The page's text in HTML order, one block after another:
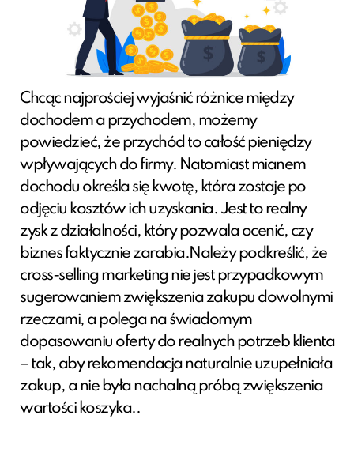
Chcąc najprościej wyjaśnić różnice między
dochodem a przychodem, możemy
powiedzieć, że przychód to całość pieniędzy
wpływających do firmy. Natomiast mianem
dochodu określa się kwotę, która zostaje po
odjęciu kosztów ich uzyskania. Jest to realny
zysk z działalności, który pozwala ocenić, czy
biznes faktycznie zarabia.Należy podkreślić, że
cross-selling marketing nie jest przypadkowym
sugerowaniem zwiększenia zakupu dowolnymi
rzeczami, a polega na świadomym
dopasowaniu oferty do realnych potrzeb klienta
– tak, aby rekomendacja naturalnie uzupełniała
zakup, a nie była nachalną próbą zwiększenia
wartości koszyka..